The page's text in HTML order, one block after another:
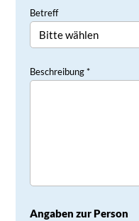
Betreff
Beschreibung *
Angaben zur Person